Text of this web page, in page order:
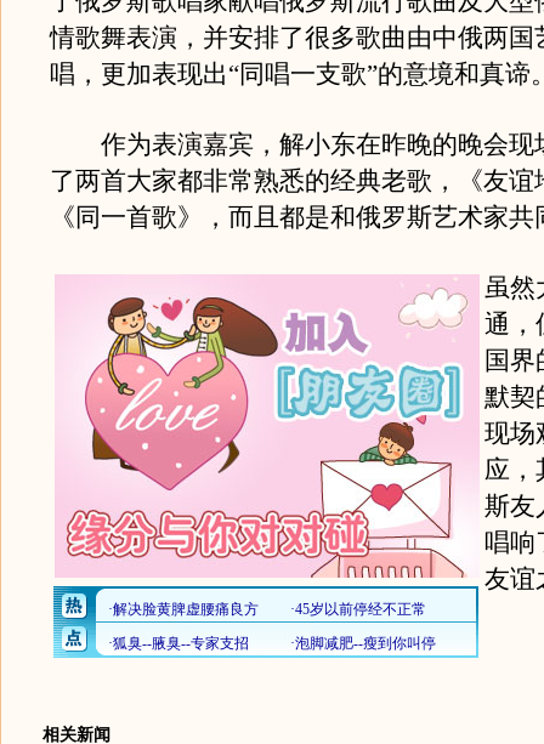
情歌舞表演，并安排了很多歌曲由中俄两国
唱，更加表现出“同唱一支歌”的意境和真谛
作为表演嘉宾，解小东在昨晚的晚会现
了两首大家都非常熟悉的经典老歌，《友谊
《同一首歌》，而且都是和俄罗斯艺术家
虽然
通，
国
默契
现场
应，
斯友
唱响
友谊
相关新闻